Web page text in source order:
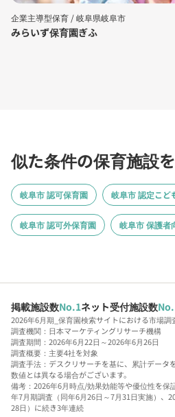
企業主導型保育 /岐阜県岐阜市
みらいず保育園ぎふ
似た条件の保育施設
岐阜市 認可保育園 岐阜市 認定こど
岐阜市 認可外保育園 岐阜市 保護者
掲載施設数No.1ネット受付施設数
2026年6月期_保育園検索サイトにおける市場調
調査機関：日本マーケティングリサーチ機構
調査期間：2026年6月22日～2026年6月26日
調査概要：主要4社を対象
調査手法：デスクリサーチを基に、累計データ
数値とは異なる場合がございます。
備考：2026年6月時点/効果効能等や優位性を保
年7月期調査（同年6月26日～7月31日実施）、
28日）に続き3年連続